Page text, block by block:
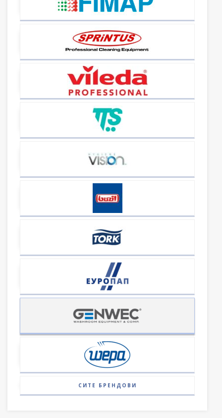
СИТЕ БРЕНДОВИ